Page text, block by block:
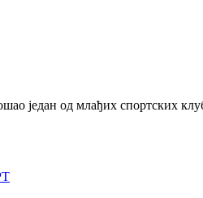
један од млађих спортских